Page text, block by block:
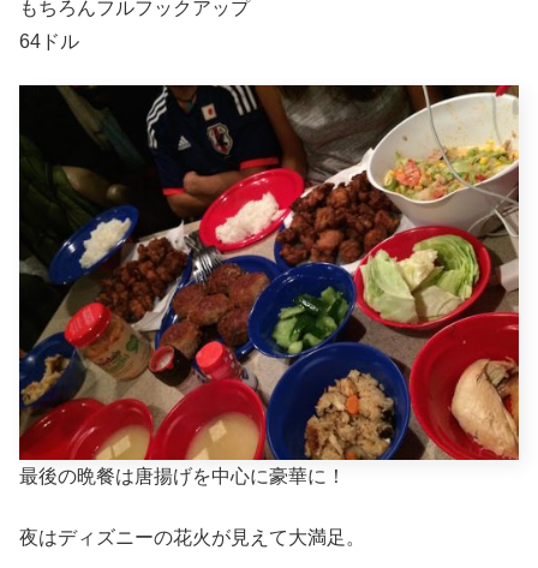
もちろんフルフックアップ
64ドル
最後の晩餐は唐揚げを中心に豪華に！
夜はディズニーの花火が見えて大満足。